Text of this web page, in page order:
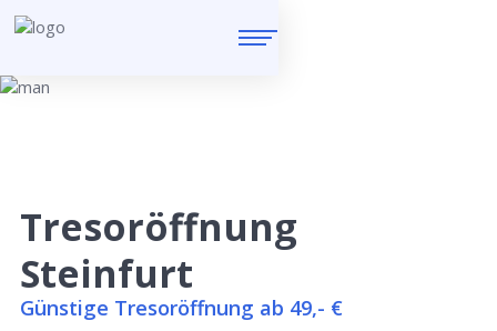
Tresoröffnung
Steinfurt
Günstige Tresoröffnung ab 49,- €